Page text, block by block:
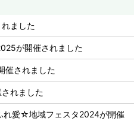
ました
が開催されました
催されました
れました
れ愛☆地域フェスタ2024が開催